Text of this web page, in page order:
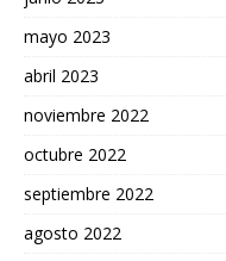
mayo 2023
abril 2023
noviembre 2022
octubre 2022
septiembre 2022
agosto 2022